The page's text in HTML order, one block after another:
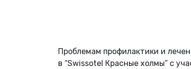
Проблемам профилактики и
в “Swissotel Красные холмы” с